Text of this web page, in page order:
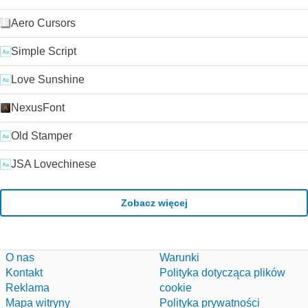
Aero Cursors
Simple Script
Love Sunshine
NexusFont
Old Stamper
JSA Lovechinese
Zobacz więcej
O nas
Kontakt
Reklama
Mapa witryny
Warunki
Polityka dotycząca plików
cookie
Polityka prywatności